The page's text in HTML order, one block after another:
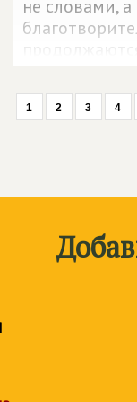
не словами,
семей,
наборы и
1 2 3 4